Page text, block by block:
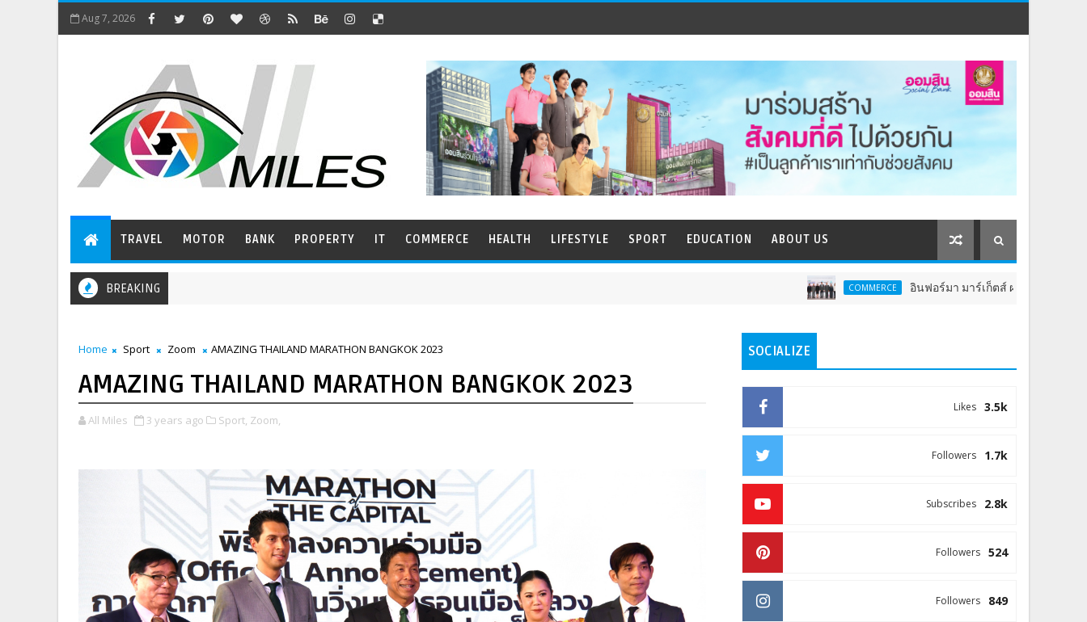
Aug 7, 2026
TRAVEL MOTOR BANK PROPERTY IT COMMERCE HEALTH LIFESTYLE SPORT EDUCATION ABOUT US
BREAKING อินฟอร์มา มาร์เก็ตส์ ผนึกเครือข่ายธุรกิจท่องเที่ยว-บริก
Home Sport Zoom AMAZING THAILAND MARATHON BANGKOK 2023
AMAZING THAILAND MARATHON BANGKOK 2023
All Miles 3 years ago Sport, Zoom,
SOCIALIZE
3.5k
Likes
1.7k
Followers
2.8k
Subscribes
524
Followers
849
Followers